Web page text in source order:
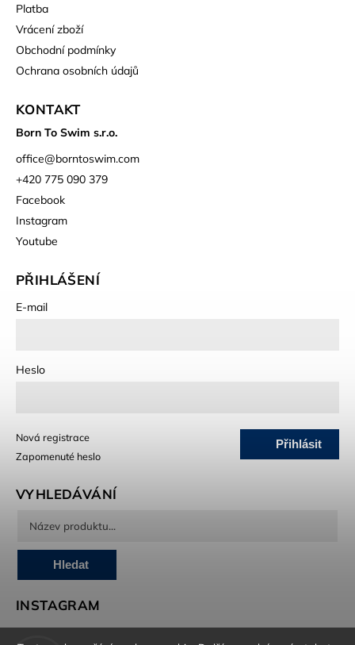
Platba
Vrácení zboží
Obchodní podmínky
Ochrana osobních údajů
KONTAKT
Born To Swim s.r.o.
office@borntoswim.com
+420 775 090 379
Facebook
Instagram
Youtube
PŘIHLÁŠENÍ
E-mail
Heslo
Přihlásit
Nová registrace
Zapomenuté heslo
VYHLEDÁVÁNÍ
Hledat
INSTAGRAM